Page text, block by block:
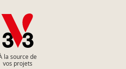
la source de
vos projets